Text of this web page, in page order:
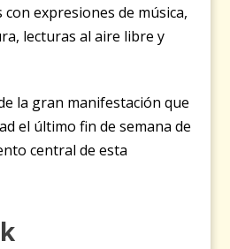
expresiones de música,
lecturas al aire libre y
la gran manifestación que
el último fin de semana de
central de esta